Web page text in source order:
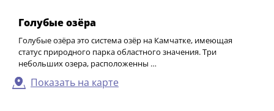
Голубые озёра
Голубые озёра это система озёр на Камчатке, имеющая
статус природного парка областного значения. Три
небольших озера, расположенны …
Показать на карте